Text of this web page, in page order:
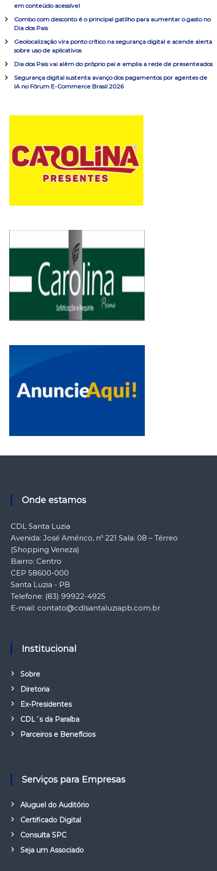
d
P
r
o
:
em conteúdo acessível
Combo com desconto é o principal gatilho para aumentar o gasto no
Dia dos Pais
Geolocalização vira ponto crítico na segurança digital e acende alerta
sobre uso de aplicativos
Dia dos Pais vai além do próprio pai e amplia a rede de presenteados
Segurança digital sustenta avanço dos pagamentos por agentes de
IA no Fórum E-Commerce Brasil 2026
Onde estamos
CDL Santa Luzia
Avenida: José Américo, nº 221 Sala: 08 – Térreo
(Shopping Veneza)
Bairro: Centro
CEP 58600-000
Santa Luzia - PB
Telefone: (83) 99922-4925
E-mail: contato@cdlsantaluziapb.com.br
Institucional
Sobre
Diretoria
Ex-Presidentes
CDL´s da Paraíba
Parceiros e Benefícios
Serviços para Empresas
Aluguel do Auditório
Certificado Digital
Consulta SPC
Seja um Associado